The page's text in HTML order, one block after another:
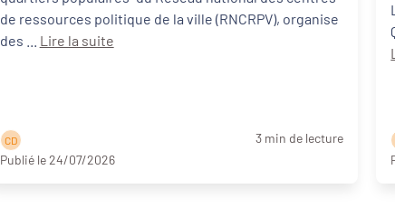
de ressources politique de la ville (RNCRPV), organise
Lire la suite
C D
3 min de lecture
Publié le 24/07/2026